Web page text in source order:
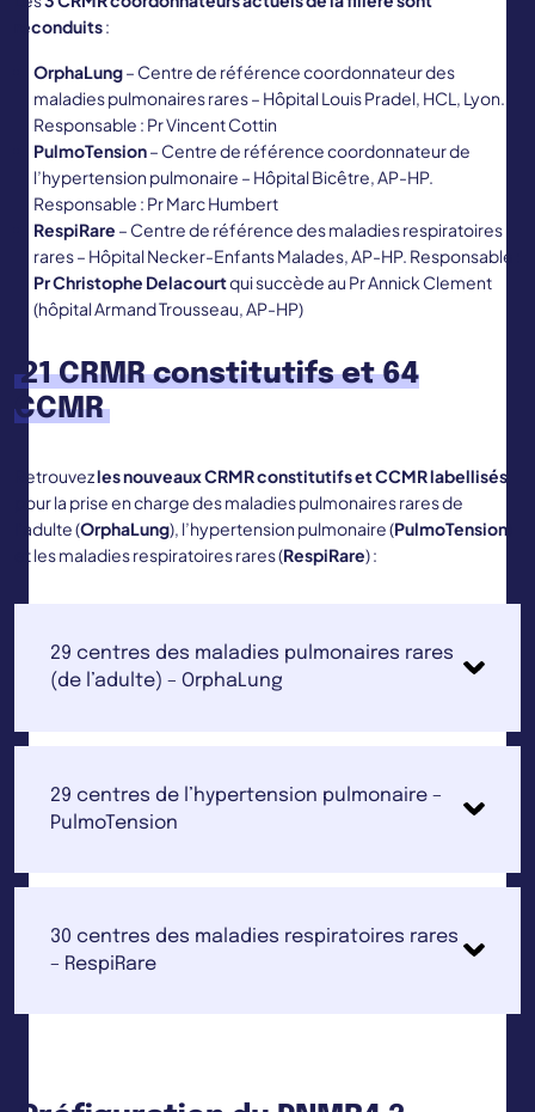
reconduits:
OrphaLung– Centre de référence coordonnateur des
maladies pulmonaires rares – Hôpital Louis Pradel, HCL, Lyon.
Responsable : Pr Vincent Cottin
PulmoTension– Centre de référence coordonnateur de
l’hypertension pulmonaire – Hôpital Bicêtre, AP-HP.
Responsable : Pr Marc Humbert
RespiRare – Centre de référence des maladies respiratoires
rares – Hôpital Necker-Enfants Malades, AP-HP. Responsable :
Pr Christophe Delacourtqui succède au Pr Annick Clement
(hôpital Armand Trousseau, AP-HP)
21 CRMR constitutifs et 64
CCMR
Retrouvezles nouveaux CRMR constitutifs et CCMR labellisés
pour la prise en charge des maladies pulmonaires rares de
l’adulte (OrphaLung), l’hypertension pulmonaire (PulmoTension
et les maladies respiratoires rares (RespiRare) :
29 centres des maladies pulmonaires rares
(de l’adulte) – OrphaLung
29 centres de l’hypertension pulmonaire –
PulmoTension
30 centres des maladies respiratoires rares
– RespiRare